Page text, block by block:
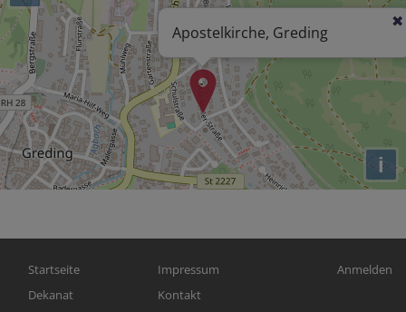
Apostelkirche, Greding
i
Hauptnavigation
Startseite
Dekanat
Fußbereichsmenü
Impressum
Kontakt
Anmelden